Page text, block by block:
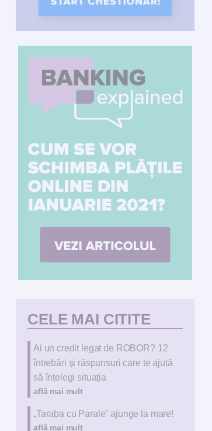
CELE MAI CITITE
Ai un credit legat de ROBOR? 12
întrebări și răspunsuri care te ajută
să înțelegi situația
află mai mult
„Taraba cu Parale” ajunge la mare!
află mai mult